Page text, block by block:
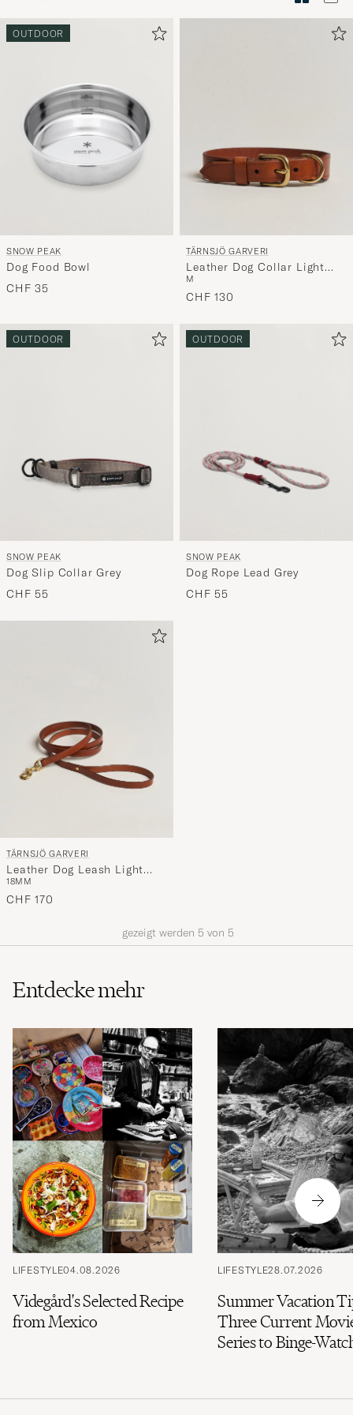
aktivieren
und
eine
Auswahl,
OUTDOOR
SNOW PEAK
Dog Food Bowl
CHF 35
TÄRNSJÖ GARVERI
Leather Dog Collar Light
Brown
M
CHF 130
OUTDOOR
SNOW PEAK
Dog Slip Collar Grey
CHF 55
OUTDOOR
SNOW PEAK
Dog Rope Lead Grey
CHF 55
TÄRNSJÖ GARVERI
Leather Dog Leash Light
Brown
18MM
CHF 170
gezeigt werden 5 von 5
Entdecke mehr
LIFESTYLE04.08.2026
Videgård's Selected Recipe
from Mexico
LIFESTYLE28.07.2026
Summer Vacation
Three Current
Series to Binge-